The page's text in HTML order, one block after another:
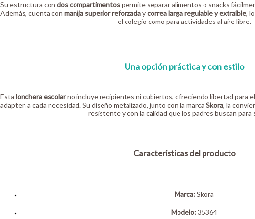
Su estructura con dos compartimentospermite separar alimentos o snacks
Además, cuenta con manija superior reforzadaycorrea larga regulable y extraíble,
el colegio como para actividades al aire libre.
Una opción práctica y con estilo
Esta lonchera escolarno incluye recipientes ni cubiertos, ofreciendo libertad para
adapten a cada necesidad. Su diseño metalizado, junto con la marca Skora, la
resistente y con la calidad que los padres buscan para
Características del producto
Marca:Skora
Modelo:35364